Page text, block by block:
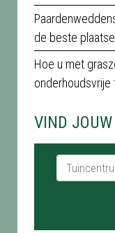
de beste
Hoe u met
VIND